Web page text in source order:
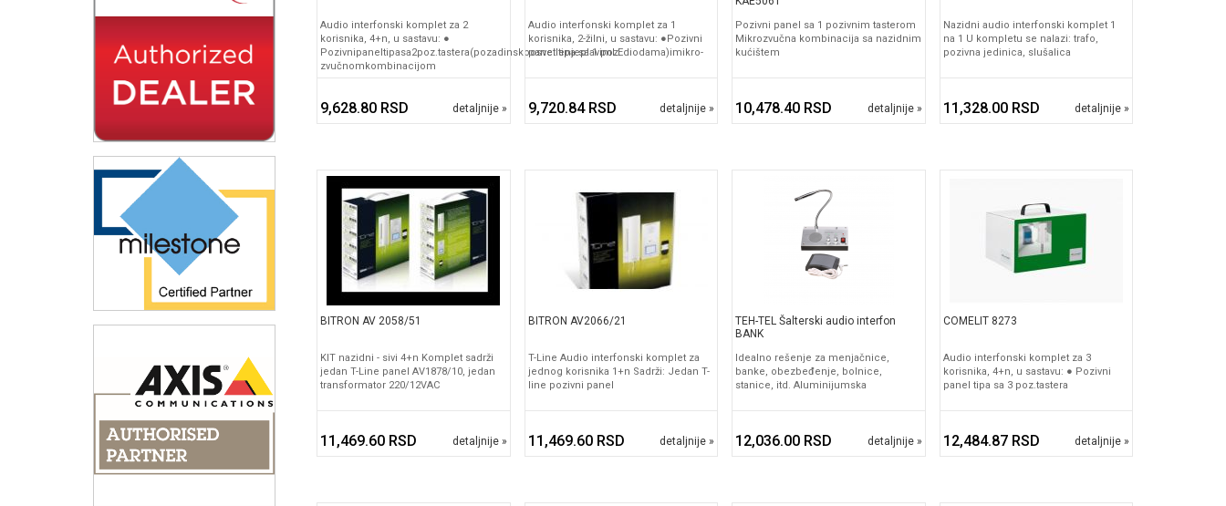
Audio interfonski komplet za 2
korisnika, 4+n, u sastavu: ●
Pozivnipaneltipasa2poz.tastera(pozadinskoosvetlenjeplavimLEdiodama)imikro-
zvučnomkombinacijom
9,628.80 RSD detaljnije »
Audio interfonski komplet za 1
korisnika, 2-žilni, u sastavu: ●Pozivni
panel tipa sa 1 poz.
9,720.84 RSD detaljnije »
Pozivni panel sa 1 pozivnim tasterom
Mikrozvučna kombinacija sa nazidnim
kućištem
10,478.40 RSD detaljnije »
Nazidni audio interfonski komplet 1
na 1 U kompletu se nalazi: trafo,
pozivna jedinica, slušalica
11,328.00 RSD detaljnije »
BITRON AV 2058/51
KIT nazidni - sivi 4+n Komplet sadrži
jedan T-Line panel AV1878/10, jedan
transformator 220/12VAC
11,469.60 RSD detaljnije »
BITRON AV2066/21
T-Line Audio interfonski komplet za
jednog korisnika 1+n Sadrži: Jedan T-
line pozivni panel
11,469.60 RSD detaljnije »
TEH-TEL Šalterski audio interfon
BANK
Idealno rešenje za menjačnice,
banke, obezbeđenje, bolnice,
stanice, itd. Aluminijumska
12,036.00 RSD detaljnije »
COMELIT 8273
Audio interfonski komplet za 3
korisnika, 4+n, u sastavu: ● Pozivni
panel tipa sa 3 poz.tastera
12,484.87 RSD detaljnije »